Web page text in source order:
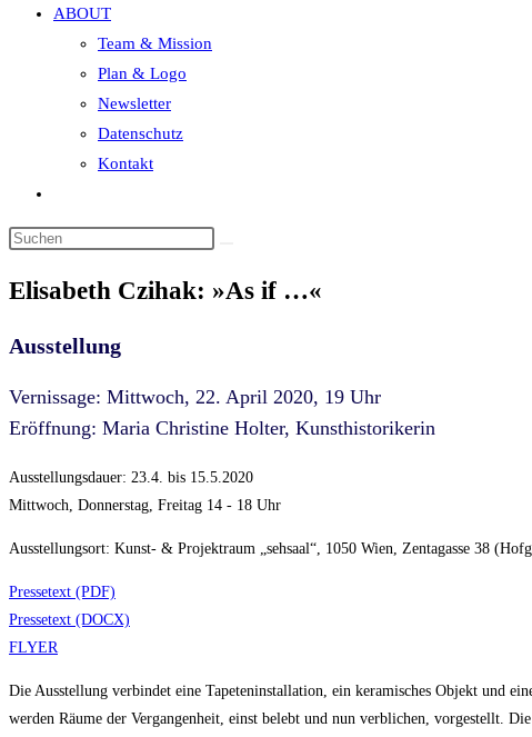
ABOUT
Team & Mission
Plan & Logo
Newsletter
Datenschutz
Kontakt
umschalten
Diese
durchsuchen
Elisabeth Czihak: »As if …«
Ausstellung
Vernissage: Mittwoch, 22. April 2020, 19 Uhr
Eröffnung: Maria Christine Holter, Kunsthistorikerin
Ausstellungsdauer: 23.4. bis 15.5.2020
Mittwoch, Donnerstag, Freitag 14 - 18 Uhr
Ausstellungsort: Kunst- & Projektraum „sehsaal“, 1050 Wien, Zentagasse 38
Pressetext (PDF)
Pressetext (DOCX)
FLYER
Die Ausstellung verbindet eine Tapeteninstallation, ein keramisches Objekt und
werden Räume der Vergangenheit, einst belebt und nun verblichen, vorgestellt.